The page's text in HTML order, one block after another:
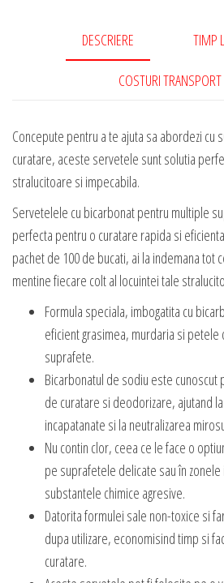
Bicarbonat
100
Bucati
DESCRIERE TIMP
COSTURI TRANSPORT
Concepute pentru a te ajuta sa abordezi cu
curatare, aceste servetele sunt solutia
stralucitoare si impecabila.
Servetelele cu bicarbonat pentru multiple
perfecta pentru o curatare rapida si
pachet de 100 de bucati, ai la indemana tot
mentine fiecare colt al locuintei tale
Formula speciala, imbogatita cu
eficient grasimea, murdaria si
suprafete.
Bicarbonatul de sodiu este
de curatare si deodorizare, ajutand
incapatanate si la neutralizarea
Nu contin clor, ceea ce le face o
pe suprafetele delicate sau în
substantele chimice agresive.
Datorita formulei sale non-toxice si
dupa utilizare, economisind timp si
curatare.